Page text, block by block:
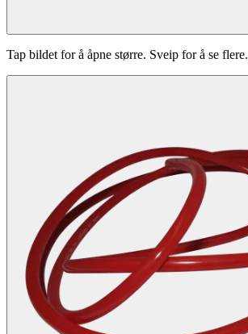
Tap bildet for å åpne større. Sveip for å se flere.